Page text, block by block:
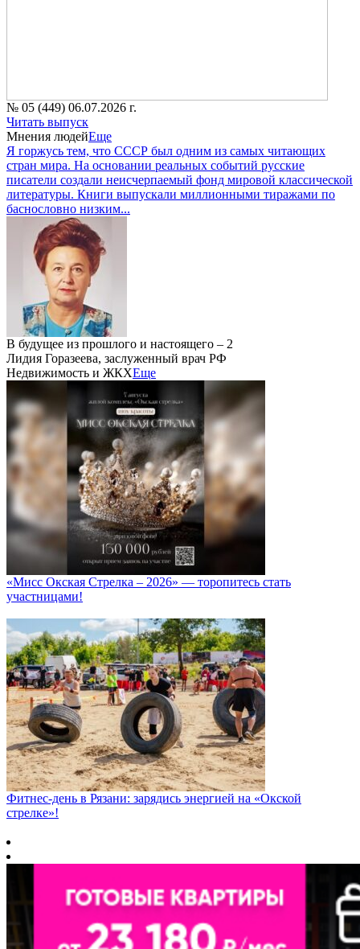
№ 05 (449) 06.07.2026 г.
Читать выпуск
Мнения людейЕще
Я горжусь тем, что СССР был одним из самых читающих
стран мира. На основании реальных событий русские
писатели создали неисчерпаемый фонд мировой классической
литературы. Книги выпускали миллионными тиражами по
баснословно низким...
В будущее из прошлого и настоящего – 2
Лидия Горазеева, заслуженный врач РФ
Недвижимость и ЖКХЕще
«Мисс Окская Стрелка – 2026» — торопитесь стать
участницами!
Фитнес‑день в Рязани: зарядись энергией на «Окской
стрелке»!